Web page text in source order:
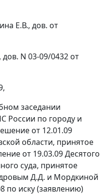
Е.В., дов. от
N 03-09/0432 от
заседании
России по городу и
от 12.01.09
области, принятое
от 19.03.09 Десятого
суда, принятое
Д.Д. и Мордкиной
по иску (заявлению)